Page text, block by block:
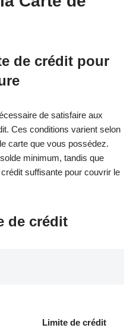
de crédit pour
de satisfaire aux
Ces conditions varient selon
carte que vous possédez.
minimum, tandis que
suffisante pour couvrir le
de crédit
Limite de crédit